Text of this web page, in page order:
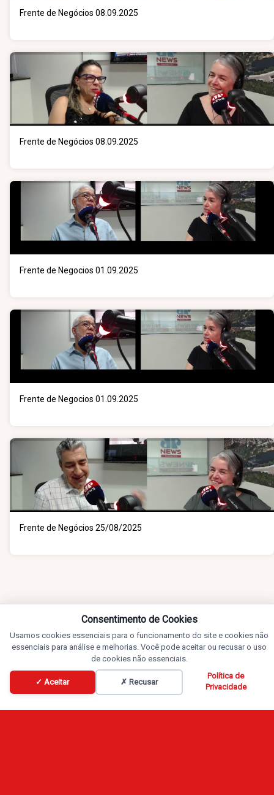
Frente de Negócios 08.09.2025
Frente de Negócios 08.09.2025
Frente de Negocios 01.09.2025
Frente de Negocios 01.09.2025
Frente de Negócios 25/08/2025
Consentimento de Cookies
Usamos cookies essenciais para o funcionamento do site e cookies não
essenciais para análise e melhorias. Você pode aceitar ou recusar o uso
de cookies não essenciais.
✓ Aceitar ✗ Recusar
Política de
Privacidade